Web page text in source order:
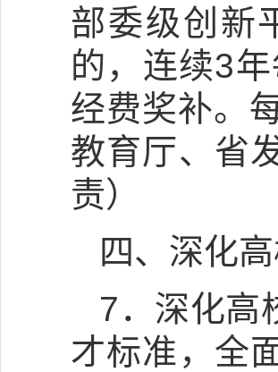
部委级创新
的，连续3
经费奖补。
教育厅、省
责）
四、深化
7．深化高
才标准，全